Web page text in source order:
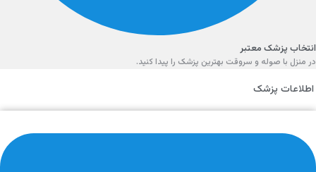
انتخاب پزشک معتبر
در منزل با صوله و سروقت بهترین پزشک را پیدا کنید.
اطلاعات پزشک